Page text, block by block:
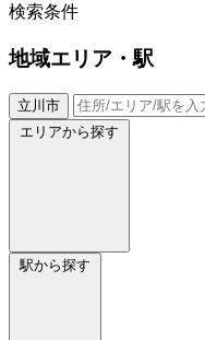
検索条件
地域エリア・駅
立川市
エリアから探す
駅から探す